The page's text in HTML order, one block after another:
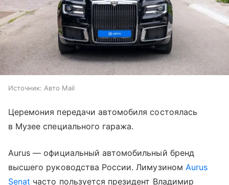
Источник: Авто Mail
Церемония передачи автомобиля состоялась
в Музее специального гаража.
Aurus — официальный автомобильный бренд
высшего руководства России. Лимузином Aurus
Senat часто пользуется президент Владимир